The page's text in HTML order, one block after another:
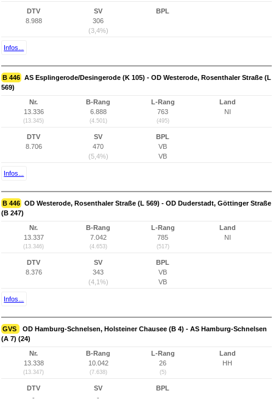
DTV
8.988
SV
306
(3,4%)
BPL
Infos...
B 446 AS Esplingerode/Desingerode (K 105) - OD Westerode, Rosenthaler Straße (L
569)
Nr.
13.336
(13.345)
B-Rang
6.888
(4.501)
L-Rang
763
(495)
Land
NI
DTV
8.706
SV
470
(5,4%)
BPL
VB
VB
Infos...
B 446 OD Westerode, Rosenthaler Straße (L 569) - OD Duderstadt, Göttinger Straße
(B 247)
Nr.
13.337
(13.346)
B-Rang
7.042
(4.653)
L-Rang
785
(517)
Land
NI
DTV
8.376
SV
343
(4,1%)
BPL
VB
VB
Infos...
GVS
OD Hamburg-Schnelsen, Holsteiner Chausee (B 4) - AS Hamburg-Schnelsen
(A 7) (24)
Nr.
13.338
(13.347)
B-Rang
10.042
(7.638)
L-Rang
26
(5)
Land
HH
DTV
SV
BPL